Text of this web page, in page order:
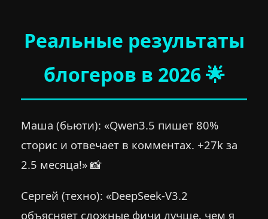
Реальные результаты
блогеров в 2026 🌟
Маша (бьюти): «Qwen3.5 пишет 80%
сторис и отвечает в комментах. +27k за
2.5 месяца!» 📸
Сергей (техно): «DeepSeek-V3.2
объясняет сложные фичи лучше, чем я